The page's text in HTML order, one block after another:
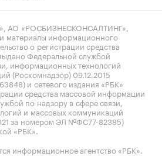
АО «РОСБИЗНЕСКОНСАЛТИНГ»,
материалы информационного
о регистрации средства
Федеральной службой
информационных технологий
(Роскомнадзор) 09.12.2015
и сетевого издания «РБК»
средства массовой информации
по надзору в сфере связи,
и массовых коммуникаций
за номером ЭЛ №ФС77-82385)
«РБК».
информационное агентство «РБК».